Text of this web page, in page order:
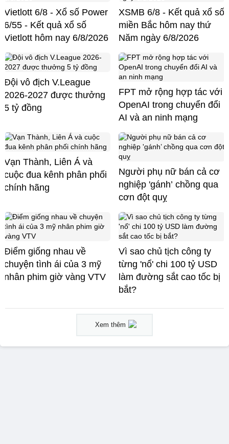
Vietlott 6/8 - Xổ số Power
6/55 - Kết quả xổ số
Vietlott hôm nay 6/8/2026
XSMB 6/8 - Kết quả xổ số
miền Bắc hôm nay thứ
Năm ngày 6/8/2026
Đội vô địch V.League
2026-2027 được thưởng
5 tỷ đồng
FPT mở rộng hợp tác với
OpenAI trong chuyển đổi
AI và an ninh mạng
Vạn Thành, Liên Á và
cuộc đua kênh phân phối
chính hãng
Người phụ nữ bán cả cơ
nghiệp 'gánh’ chồng qua
cơn đột quỵ
Điểm giống nhau về
chuyện tình ái của 3 mỹ
nhân phim giờ vàng VTV
Vì sao chủ tịch công ty
từng 'nổ' chi 100 tỷ USD
làm đường sắt cao tốc bị
bắt?
Xem thêm